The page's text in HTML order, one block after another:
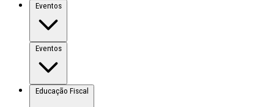
Eventos
Eventos
Educação Fiscal